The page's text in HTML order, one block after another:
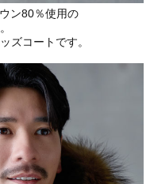
ン80％使用の
ズコートです。